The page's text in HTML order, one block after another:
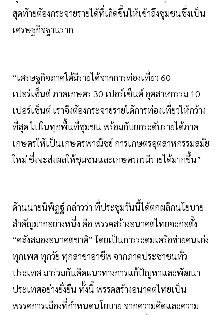
สุดท้ายต้องกระจายรายได้ที่เกิดขึ้นให้เข้าถึงชุมชนซึ่งเป็น
เศรษฐกิจฐานราก
“เศรษฐกิจภาคใต้มีรายได้จากการท่องเที่ยว 60
เปอร์เซ็นต์ ภาคเกษตร 30 เปอร์เซ็นต์ อุตสาหกรรม 10
เปอร์เซ็นต์ เราจึงต้องกระจายรายได้การท่องเที่ยวให้กว้าง
ที่สุด ไปในทุกพื้นที่ชุมชน พร้อมกับยกระดับรายได้ภาค
เกษตรให้เป็นเกษตรพาณิชย์ การเกษตรอุตสาหกรรมสมัย
ใหม่ ซึ่งจะส่งผลให้ชุมชนและเกษตรกรมีรายได้มากขึ้น”
ด้านนายนิพิฏฐ์ กล่าวว่า ที่ประชุมวันนี้ได้ตกผลึกนโยบาย
สำคัญมากอย่างหนึ่ง คือ พรรคสร้างอนาคตไทยจะก่อตั้ง
“คลังสมองอนาคตชาติ” โดยเป็นการระดมเครือข่ายคนเก่ง
ทุกเพศ ทุกวัย ทุกสาขาอาชีพ จากภาคประชาชนทั่ว
ประเทศ มาร่วมกันคิดแนวทางการแก้ปัญหาและพัฒนา
ประเทศอย่างยั่งยืน ทั้งนี้ พรรคสร้างอนาคตไทยเป็น
พรรคการเมืองที่กำหนดนโยบาย จากความคิดและความ